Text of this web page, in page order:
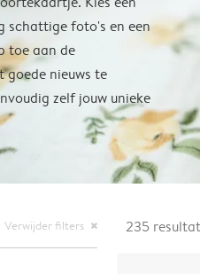
schattige foto's en een
toe aan de
nieuws te
zelf jouw unieke
Verwijder filters close 235